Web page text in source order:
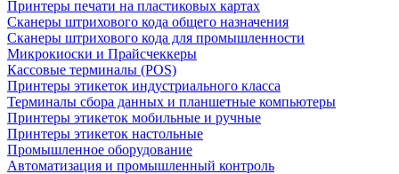
Принтеры печати на пластиковых картах
Сканеры штрихового кода общего назначения
Сканеры штрихового кода для промышленности
Микрокиоски и Прайсчеккеры
Кассовые терминалы (POS)
Принтеры этикеток индустриального класса
Терминалы сбора данных и планшетные компьютеры
Принтеры этикеток мобильные и ручные
Принтеры этикеток настольные
Промышленное оборудование
Автоматизация и промышленный контроль